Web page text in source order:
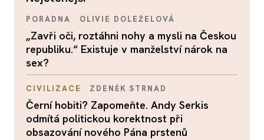
PORADNA OLIVIE DOLEŽELOVÁ
„Zavři oči, roztáhni nohy a mysli na Českou
republiku.“ Existuje v manželství nárok na
sex?
CIVILIZACE ZDENĚK STRNAD
Černí hobiti? Zapomeňte. Andy Serkis
odmítá politickou korektnost při
obsazování nového Pána prstenů